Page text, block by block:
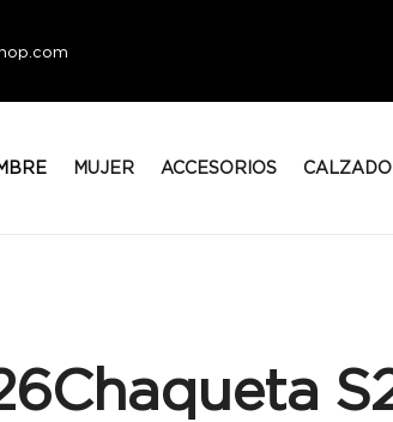
MUJER ACCESORIOS CALZADO